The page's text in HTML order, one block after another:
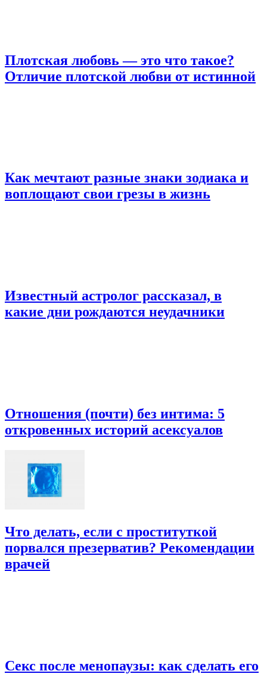
Плотская любовь — это что такое?
Отличие плотской любви от истинной
Как мечтают разные знаки зодиака и
воплощают свои грезы в жизнь
Известный астролог рассказал, в
какие дни рождаются неудачники
Отношения (почти) без интима: 5
откровенных историй асексуалов
Что делать, если с проституткой
порвался презерватив? Рекомендации
врачей
Секс после менопаузы: как сделать его